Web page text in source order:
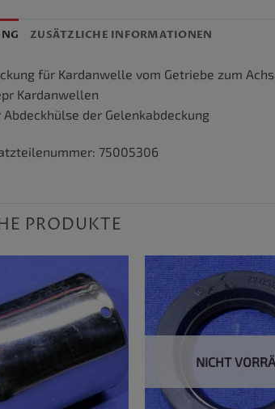
ZUSÄTZLICHE INFORMATIONEN
für Kardanwelle vom Getriebe zum
Kardanwellen
der Gelenkabdeckung
75005306
PRODUKTE
NICHT